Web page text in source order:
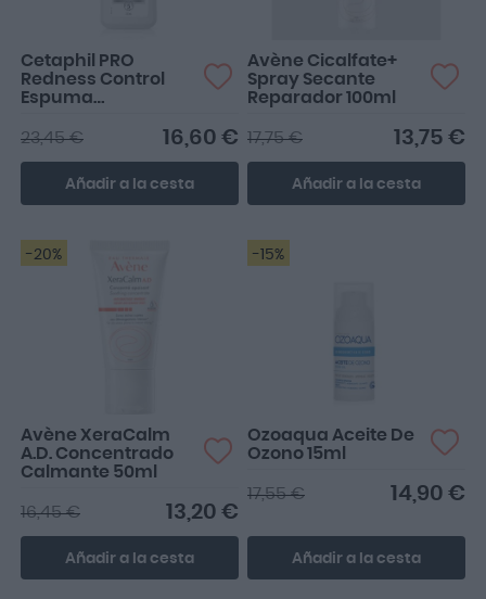
Cetaphil PRO
Redness Control
Espuma
16,60 €
23,45 €
Añadir a la cesta
Avène Cicalfate+
Spray Secante
Reparador 100ml
13,75 €
17,75 €
Añadir a la cesta
-20%
Avène XeraCalm
A.D. Concentrado
Calmante 50ml
13,20 €
16,45 €
Añadir a la cesta
-15%
Ozoaqua Aceite De
Ozono 15ml
14,90 €
17,55 €
Añadir a la cesta